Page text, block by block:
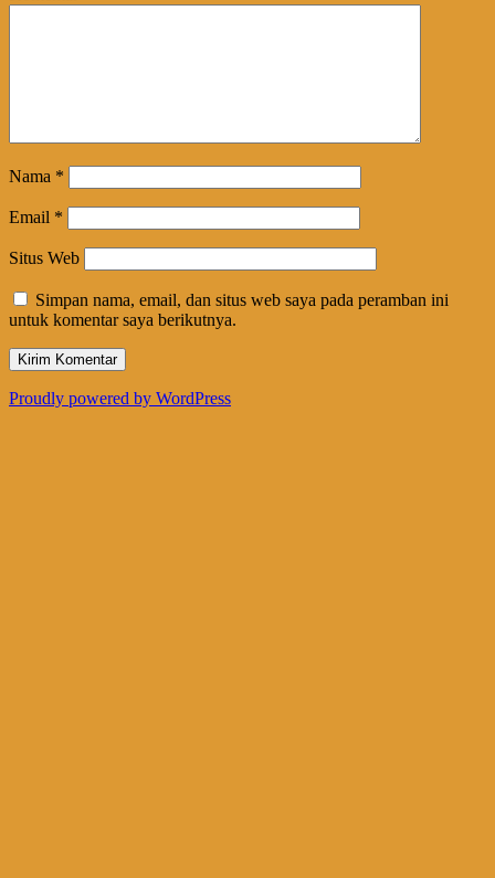
Nama *
Email *
Situs Web
Simpan nama, email, dan situs web saya pada peramban ini
untuk komentar saya berikutnya.
Proudly powered by WordPress